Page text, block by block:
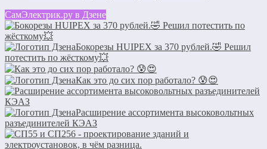
СамЭлектрик.ру в Дзене
Бокорезы HUIPEX за 370 рублей.🤣 Решил
потестить по жёсткому💥
Как это до сих пор работало? 😰😍
Расширение ассортимента высоковольтных
разъединителей КЭАЗ